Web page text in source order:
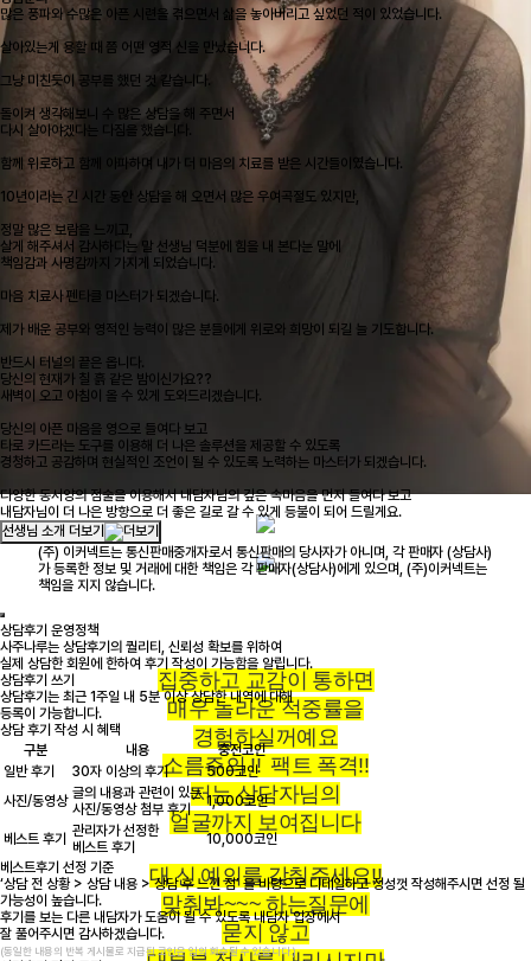
집중하고 교감이 통하면
매우 놀라운 적중률을
경험하실꺼예요
소름주의 !! 팩트 폭격!!
저는 상담자님의
얼굴까지 보여집니다
대 신 예의를 갖춰주세요!!
맞춰봐~~~ 하는질문에
묻지 않고
많은 풍파와 수많은 아픈 시련을 겪으면서 삶을 놓아버리고 싶었던 적이 있었습니다.
살아있는게 용할 때 쯤 어떤 영적 신을 만났습니다.
그냥 미친듯이 공부를 했던 것 같습니다.
돌이켜 생각해보니 수 많은 상담을 해 주면서
다시 살아야겠다는 다짐을 했습니다.
함께 위로하고 함께 아파하며 내가 더 마음의 치료를 받은 시간들이였습니다.
10년이라는 긴 시간 동안 상담을 해 오면서 많은 우여곡절도 있지만,
정말 많은 보람을 느끼고,
살게 해주셔서 감사하다는 말 선생님 덕분에 힘을 내 본다는 말에
책임감과 사명감까지 가지게 되었습니다.
마음 치료사 펜타클 마스터가 되겠습니다.
제가 배운 공부와 영적인 능력이 많은 분들에게 위로와 희망이 되길 늘 기도합니다.
반드시 터널의 끝은 옵니다.
당신의 현재가 칠 흙 같은 밤이신가요??
새벽이 오고 아침이 올 수 있게 도와드리겠습니다.
당신의 아픈 마음을 영으로 들여다 보고
타로 카드라는 도구를 이용해 더 나은 솔루션을 제공할 수 있도록
경청하고 공감하며 현실적인 조언이 될 수 있도록 노력하는 마스터가 되겠습니다.
다양한 동서양의 점술을 이용해서 내담자님의 깊은 속마음을 먼저 들여다 보고
내담자님이 더 나은 방향으로 더 좋은 길로 갈 수 있게 등불이 되어 드릴게요.
선생님 소개 더보기
(주) 이커넥트는 통신판매중개자로서 통신판매의 당사자가 아니며, 각 판매자 (상담사)
가 등록한 정보 및 거래에 대한 책임은 각 판매자(상담사)에게 있으며, (주)이커넥트는
책임을 지지 않습니다.
상담후기 운영정책
사주나루는 상담후기의 퀄리티, 신뢰성 확보를 위하여
실제 상담한 회원에 한하여 후기 작성이 가능함을 알립니다.
상담후기 쓰기
상담후기는 최근 1주일 내 5분 이상 상담한 내역에 대해
등록이 가능합니다.
상담 후기 작성 시 혜택
구분
내용
충전코인
일반 후기
30자 이상의 후기
500코인
사진/동영상 글의 내용과 관련이 있는
사진/동영상 첨부 후기
1,000코인
베스트 후기
관리자가 선정한
베스트 후기
10,000코인
베스트후기 선정 기준
‘상담 전 상황 > 상담 내용 > 상담 후 느낀 점’ 을 바탕으로 디테일하고 정성껏 작성해주시면 선정 될
가능성이 높습니다.
후기를 보는 다른 내담자가 도움이 될 수 있도록 내담자 입장에서
잘 풀어주시면 감사하겠습니다.
(동일한 내용의 반복 게시물로 지급된 코인은 임의 회수될 수 있습니다.)